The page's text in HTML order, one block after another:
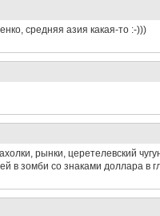
средняя азия какая-то :-)))
рынки, церетелевский
зомби со знаками доллара в